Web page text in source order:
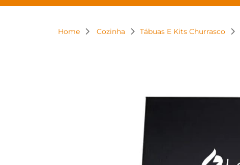
Home Cozinha Tábuas E Kits Churrasco